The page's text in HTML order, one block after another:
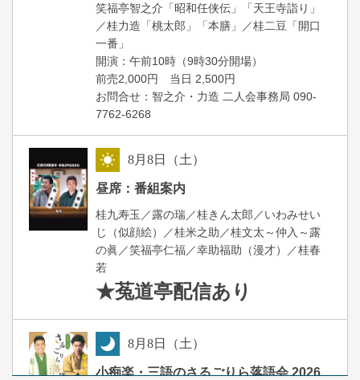
笑福亭智之介「昭和任侠伝」「天王寺詣り」
／桂力造「桃太郎」「本膳」／桂二豆「開口
一番」
開演：午前10時（9時30分開場）
前売2,000円 当日 2,500円
お問合せ：智之介・力造 二人会事務局 090-
7762-6268
8月8日（土）
昼席：番組案内
桂九寿玉／露の瑞／桂きん太郎／いわみせい
じ（似顔絵）／桂米之助／桂文太～仲入～露
の眞／笑福亭仁福／幸助福助（漫才）／桂春
若
★菟道亭配信あり
8月8日（土）
小痴楽・三語のさるごりら落語会 2026